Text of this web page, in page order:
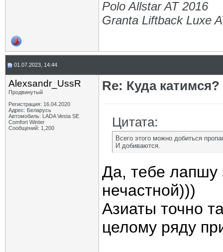
Polo Allstar AT 2016
Granta Liftback Luxe
01.07.2023, 14:44
Alexsandr_UssR
Продвинутый
Регистрация: 16.04.2020
Адрес: Беларусь
Автомобиль: LADA Vesta SE
Comfort Winter
Сообщений: 1,200
Re: Куда катимся?
Цитата:
Всего этого можно добиться
И добиваются.
Да, тебе лапшу
нечастной)))
Азиаты точно
целому ряду